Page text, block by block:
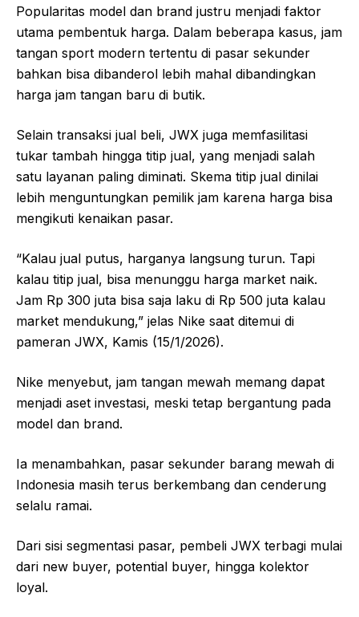
Popularitas model dan brand justru menjadi faktor
utama pembentuk harga. Dalam beberapa kasus, jam
tangan sport modern tertentu di pasar sekunder
bahkan bisa dibanderol lebih mahal dibandingkan
harga jam tangan baru di butik.
Selain transaksi jual beli, JWX juga memfasilitasi
tukar tambah hingga titip jual, yang menjadi salah
satu layanan paling diminati. Skema titip jual dinilai
lebih menguntungkan pemilik jam karena harga bisa
mengikuti kenaikan pasar.
“Kalau jual putus, harganya langsung turun. Tapi
kalau titip jual, bisa menunggu harga market naik.
Jam Rp 300 juta bisa saja laku di Rp 500 juta kalau
market mendukung,” jelas Nike saat ditemui di
pameran JWX, Kamis (15/1/2026).
Nike menyebut, jam tangan mewah memang dapat
menjadi aset investasi, meski tetap bergantung pada
model dan brand.
Ia menambahkan, pasar sekunder barang mewah di
Indonesia masih terus berkembang dan cenderung
selalu ramai.
Dari sisi segmentasi pasar, pembeli JWX terbagi mulai
dari new buyer, potential buyer, hingga kolektor
loyal.